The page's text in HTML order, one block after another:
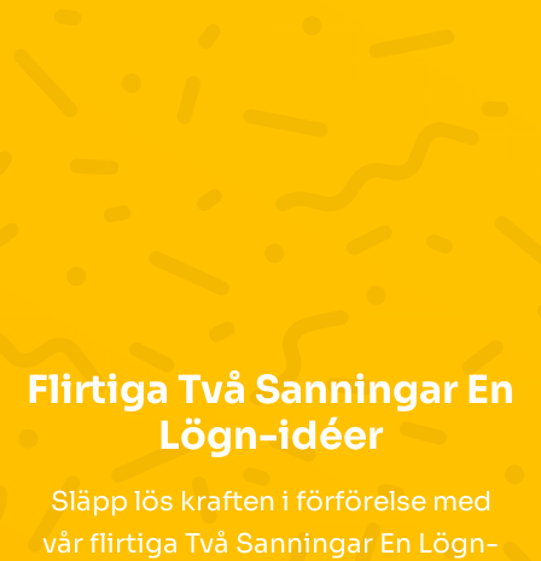
Flirtiga Två Sanningar En
Lögn-idéer
Släpp lös kraften i förförelse med
vår flirtiga Två Sanningar En Lögn-